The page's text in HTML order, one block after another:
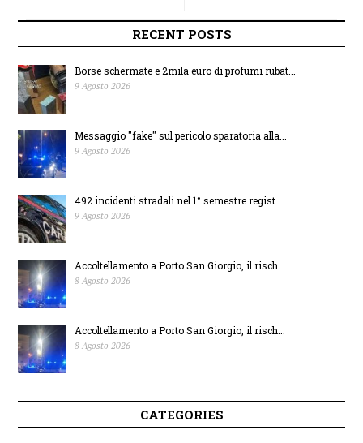
Sant’Elpidio, il 21 e
22 settembre Premio
Generosità in
memoria di Daniela
direttrice Uoc
RECENT POSTS
Borse schermate e 2mila euro di profumi rubat...
9 Agosto 2026
Messaggio "fake" sul pericolo sparatoria alla...
9 Agosto 2026
492 incidenti stradali nel 1° semestre regist...
9 Agosto 2026
Accoltellamento a Porto San Giorgio, il risch...
8 Agosto 2026
Accoltellamento a Porto San Giorgio, il risch...
8 Agosto 2026
CATEGORIES